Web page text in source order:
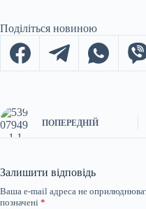
Поділіться новиною
ПОПЕРЕДНІЙ
Залишити відповідь
Ваша e-mail адреса не
позначені *